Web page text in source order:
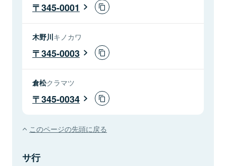
345-0001
木野川キノカワ
345-0003
倉松クラマツ
345-0034
このページの先頭に戻る
サ行